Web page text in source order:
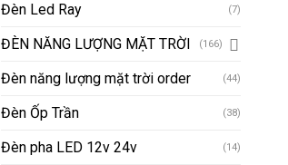
Đèn Led Ray (7)
ĐÈN NĂNG LƯỢNG MẶT TRỜI (166)
Đèn năng lượng mặt trời order (44)
Đèn Ốp Trần (38)
Đèn pha LED 12v 24v (14)